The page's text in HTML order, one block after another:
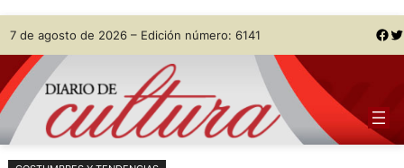
Saltar
al
contenido
Skip
to
content
7 de agosto de 2026 – Edición número: 6141 Facebook Twitter